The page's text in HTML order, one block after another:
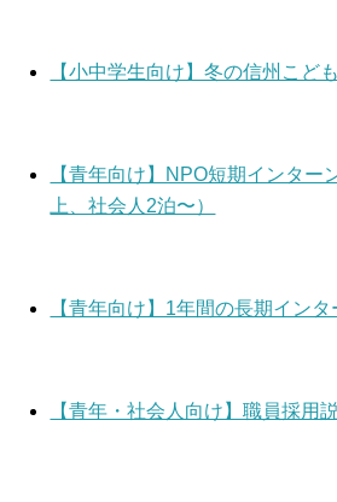
【小中学生向け】冬の信州こど
【青年向け】NPO短期インター
上、社会人2泊〜）
【青年向け】1年間の長期インタ
【青年・社会人向け】職員採